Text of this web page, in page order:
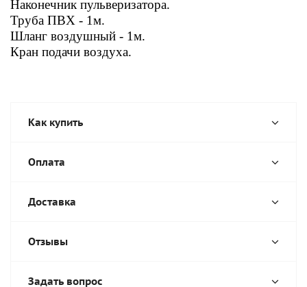
Наконечник пульверизатора.
Труба ПВХ - 1м.
Шланг воздушный - 1м.
Кран подачи воздуха.
Как купить
Оплата
Доставка
Отзывы
Задать вопрос